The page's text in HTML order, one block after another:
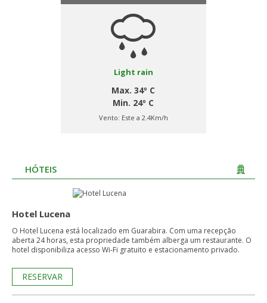
Light rain
Max. 34º C
Min. 24º C
Vento: Este a 2.4Km/h
HÓTEIS
Hotel Lucena
O Hotel Lucena está localizado em Guarabira. Com uma recepção
aberta 24 horas, esta propriedade também alberga um restaurante. O
hotel disponibiliza acesso Wi-Fi gratuito e estacionamento privado.
RESERVAR